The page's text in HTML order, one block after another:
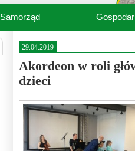
Samorząd
29.04.2019
Akordeon w roli
dzieci